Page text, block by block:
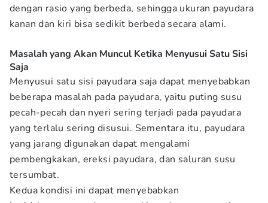
dengan rasio yang berbeda, sehingga ukuran payudara
kanan dan kiri bisa sedikit berbeda secara alami.
Masalah yang Akan Muncul Ketika Menyusui Satu Sisi
Saja
Menyusui satu sisi payudara saja dapat menyebabkan
beberapa masalah pada payudara, yaitu puting susu
pecah-pecah dan nyeri sering terjadi pada payudara
yang terlalu sering disusui. Sementara itu, payudara
yang jarang digunakan dapat mengalami
pembengkakan, ereksi payudara, dan saluran susu
tersumbat.
Kedua kondisi ini dapat menyebabkan